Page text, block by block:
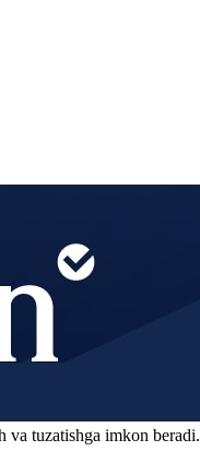
tuzatishga imkon beradi.